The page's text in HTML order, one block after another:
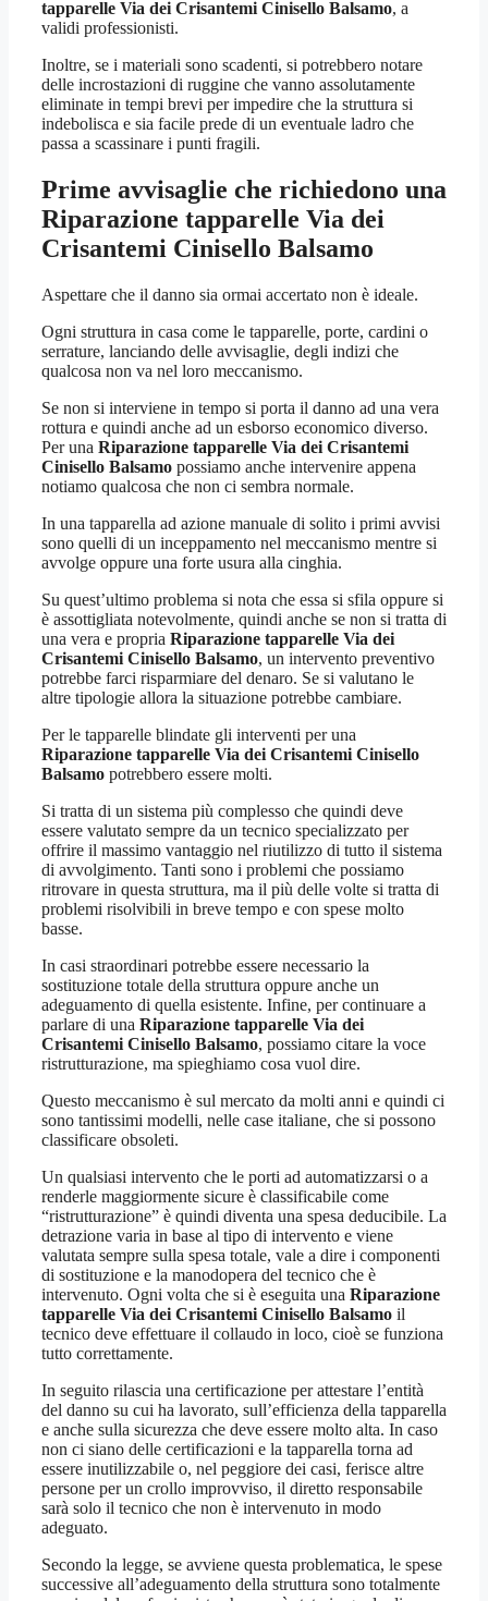
tapparelle Via dei Crisantemi Cinisello Balsamo, a
validi professionisti.
Inoltre, se i materiali sono scadenti, si potrebbero notare
delle incrostazioni di ruggine che vanno assolutamente
eliminate in tempi brevi per impedire che la struttura si
indebolisca e sia facile prede di un eventuale ladro che
passa a scassinare i punti fragili.
Prime avvisaglie che richiedono una
Riparazione tapparelle Via dei
Crisantemi Cinisello Balsamo
Aspettare che il danno sia ormai accertato non è ideale.
Ogni struttura in casa come le tapparelle, porte, cardini o
serrature, lanciando delle avvisaglie, degli indizi che
qualcosa non va nel loro meccanismo.
Se non si interviene in tempo si porta il danno ad una vera
rottura e quindi anche ad un esborso economico diverso.
Per una Riparazione tapparelle Via dei Crisantemi
Cinisello Balsamo possiamo anche intervenire appena
notiamo qualcosa che non ci sembra normale.
In una tapparella ad azione manuale di solito i primi avvisi
sono quelli di un inceppamento nel meccanismo mentre si
avvolge oppure una forte usura alla cinghia.
Su quest’ultimo problema si nota che essa si sfila oppure si
è assottigliata notevolmente, quindi anche se non si tratta di
una vera e propria Riparazione tapparelle Via dei
Crisantemi Cinisello Balsamo, un intervento preventivo
potrebbe farci risparmiare del denaro. Se si valutano le
altre tipologie allora la situazione potrebbe cambiare.
Per le tapparelle blindate gli interventi per una
Riparazione tapparelle Via dei Crisantemi Cinisello
Balsamo potrebbero essere molti.
Si tratta di un sistema più complesso che quindi deve
essere valutato sempre da un tecnico specializzato per
offrire il massimo vantaggio nel riutilizzo di tutto il sistema
di avvolgimento. Tanti sono i problemi che possiamo
ritrovare in questa struttura, ma il più delle volte si tratta di
problemi risolvibili in breve tempo e con spese molto
basse.
In casi straordinari potrebbe essere necessario la
sostituzione totale della struttura oppure anche un
adeguamento di quella esistente. Infine, per continuare a
parlare di una Riparazione tapparelle Via dei
Crisantemi Cinisello Balsamo, possiamo citare la voce
ristrutturazione, ma spieghiamo cosa vuol dire.
Questo meccanismo è sul mercato da molti anni e quindi ci
sono tantissimi modelli, nelle case italiane, che si possono
classificare obsoleti.
Un qualsiasi intervento che le porti ad automatizzarsi o a
renderle maggiormente sicure è classificabile come
“ristrutturazione” è quindi diventa una spesa deducibile. La
detrazione varia in base al tipo di intervento e viene
valutata sempre sulla spesa totale, vale a dire i componenti
di sostituzione e la manodopera del tecnico che è
intervenuto. Ogni volta che si è eseguita una Riparazione
tapparelle Via dei Crisantemi Cinisello Balsamo il
tecnico deve effettuare il collaudo in loco, cioè se funziona
tutto correttamente.
In seguito rilascia una certificazione per attestare l’entità
del danno su cui ha lavorato, sull’efficienza della tapparella
e anche sulla sicurezza che deve essere molto alta. In caso
non ci siano delle certificazioni e la tapparella torna ad
essere inutilizzabile o, nel peggiore dei casi, ferisce altre
persone per un crollo improvviso, il diretto responsabile
sarà solo il tecnico che non è intervenuto in modo
adeguato.
Secondo la legge, se avviene questa problematica, le spese
successive all’adeguamento della struttura sono totalmente